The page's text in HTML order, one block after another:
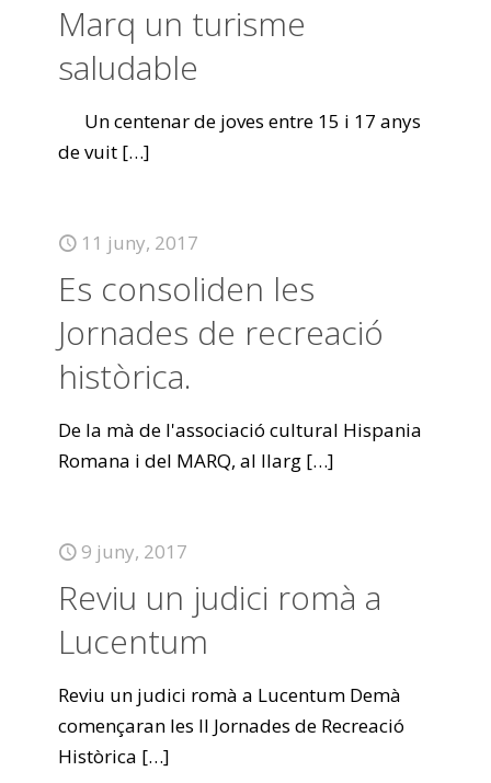
Marq un turisme
saludable
Un centenar de joves entre 15 i 17 anys
de vuit […]
11 juny, 2017
Es consoliden les
Jornades de recreació
històrica.
De la mà de l'associació cultural Hispania
Romana i del MARQ, al llarg […]
9 juny, 2017
Reviu un judici romà a
Lucentum
Reviu un judici romà a Lucentum Demà
començaran les II Jornades de Recreació
Històrica […]